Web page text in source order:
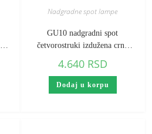
Nadgradne spot lampe
GU10 nadgradni spot
četvorostruki izdužena crna
4.640 RSD
Dodaj u korpu